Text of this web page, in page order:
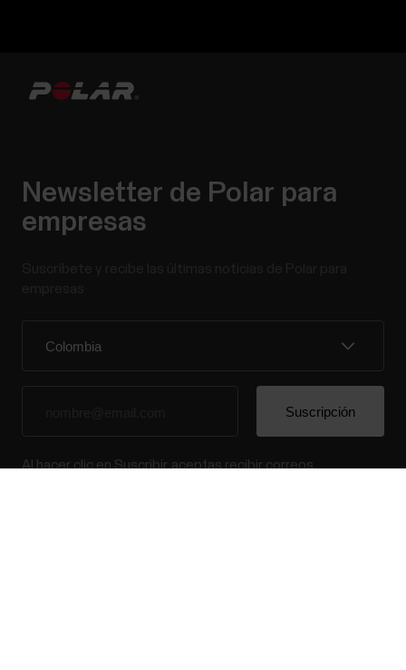
Newsletter de Polar para
empresas
Al hacer clic en Suscribir, aceptas recibir correos